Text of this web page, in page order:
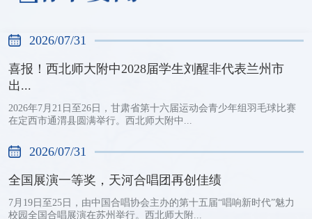
2026/07/31
喜报！西北师大附中2028届学生刘醒非代表兰州市
出...
2026年7月21日至26日，甘肃省第十六届运动会青少年组羽毛球比赛
在定西市通渭县圆满举行。西北师大附中...
2026/07/31
全国展演一等奖，天河合唱团再创佳绩
7月19日至25日，由中国合唱协会主办的第十五届“唱响新时代”魅力
校园全国合唱展演在苏州举行。西北师大附...